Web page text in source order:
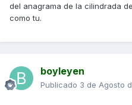
del anagrama de la cilindrada
como tu.
boyleyen
Publicado 3 de Agosto